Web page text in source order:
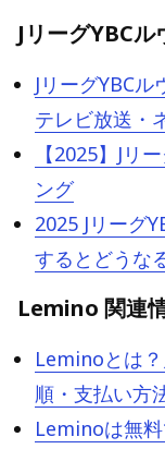
JリーグYBC
JリーグYBC
テレビ放送・
【2025】Jリ
ング
2025 Jリーグ
するとどうな
Lemino 関連
Leminoとは
順・支払い方
Leminoは無